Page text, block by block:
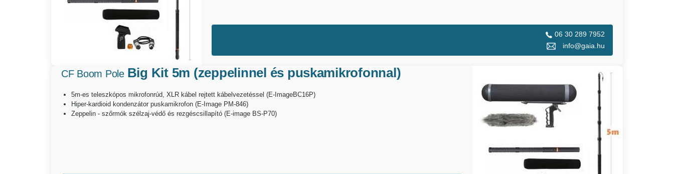
06 30 289 7952
info@gaia.hu
CF Boom Pole Big Kit 5m (zeppelinnel és puskamikrofonnal)
5m-es teleszkópos mikrofonrúd, XLR kábel rejtett kábelvezetéssel (E-ImageBC16P)
Hiper-kardioid kondenzátor puskamikrofon (E-Image PM-846)
Zeppelin - szőrmók szélzaj-védő és rezgéscsillapító (E-image BS-P70)